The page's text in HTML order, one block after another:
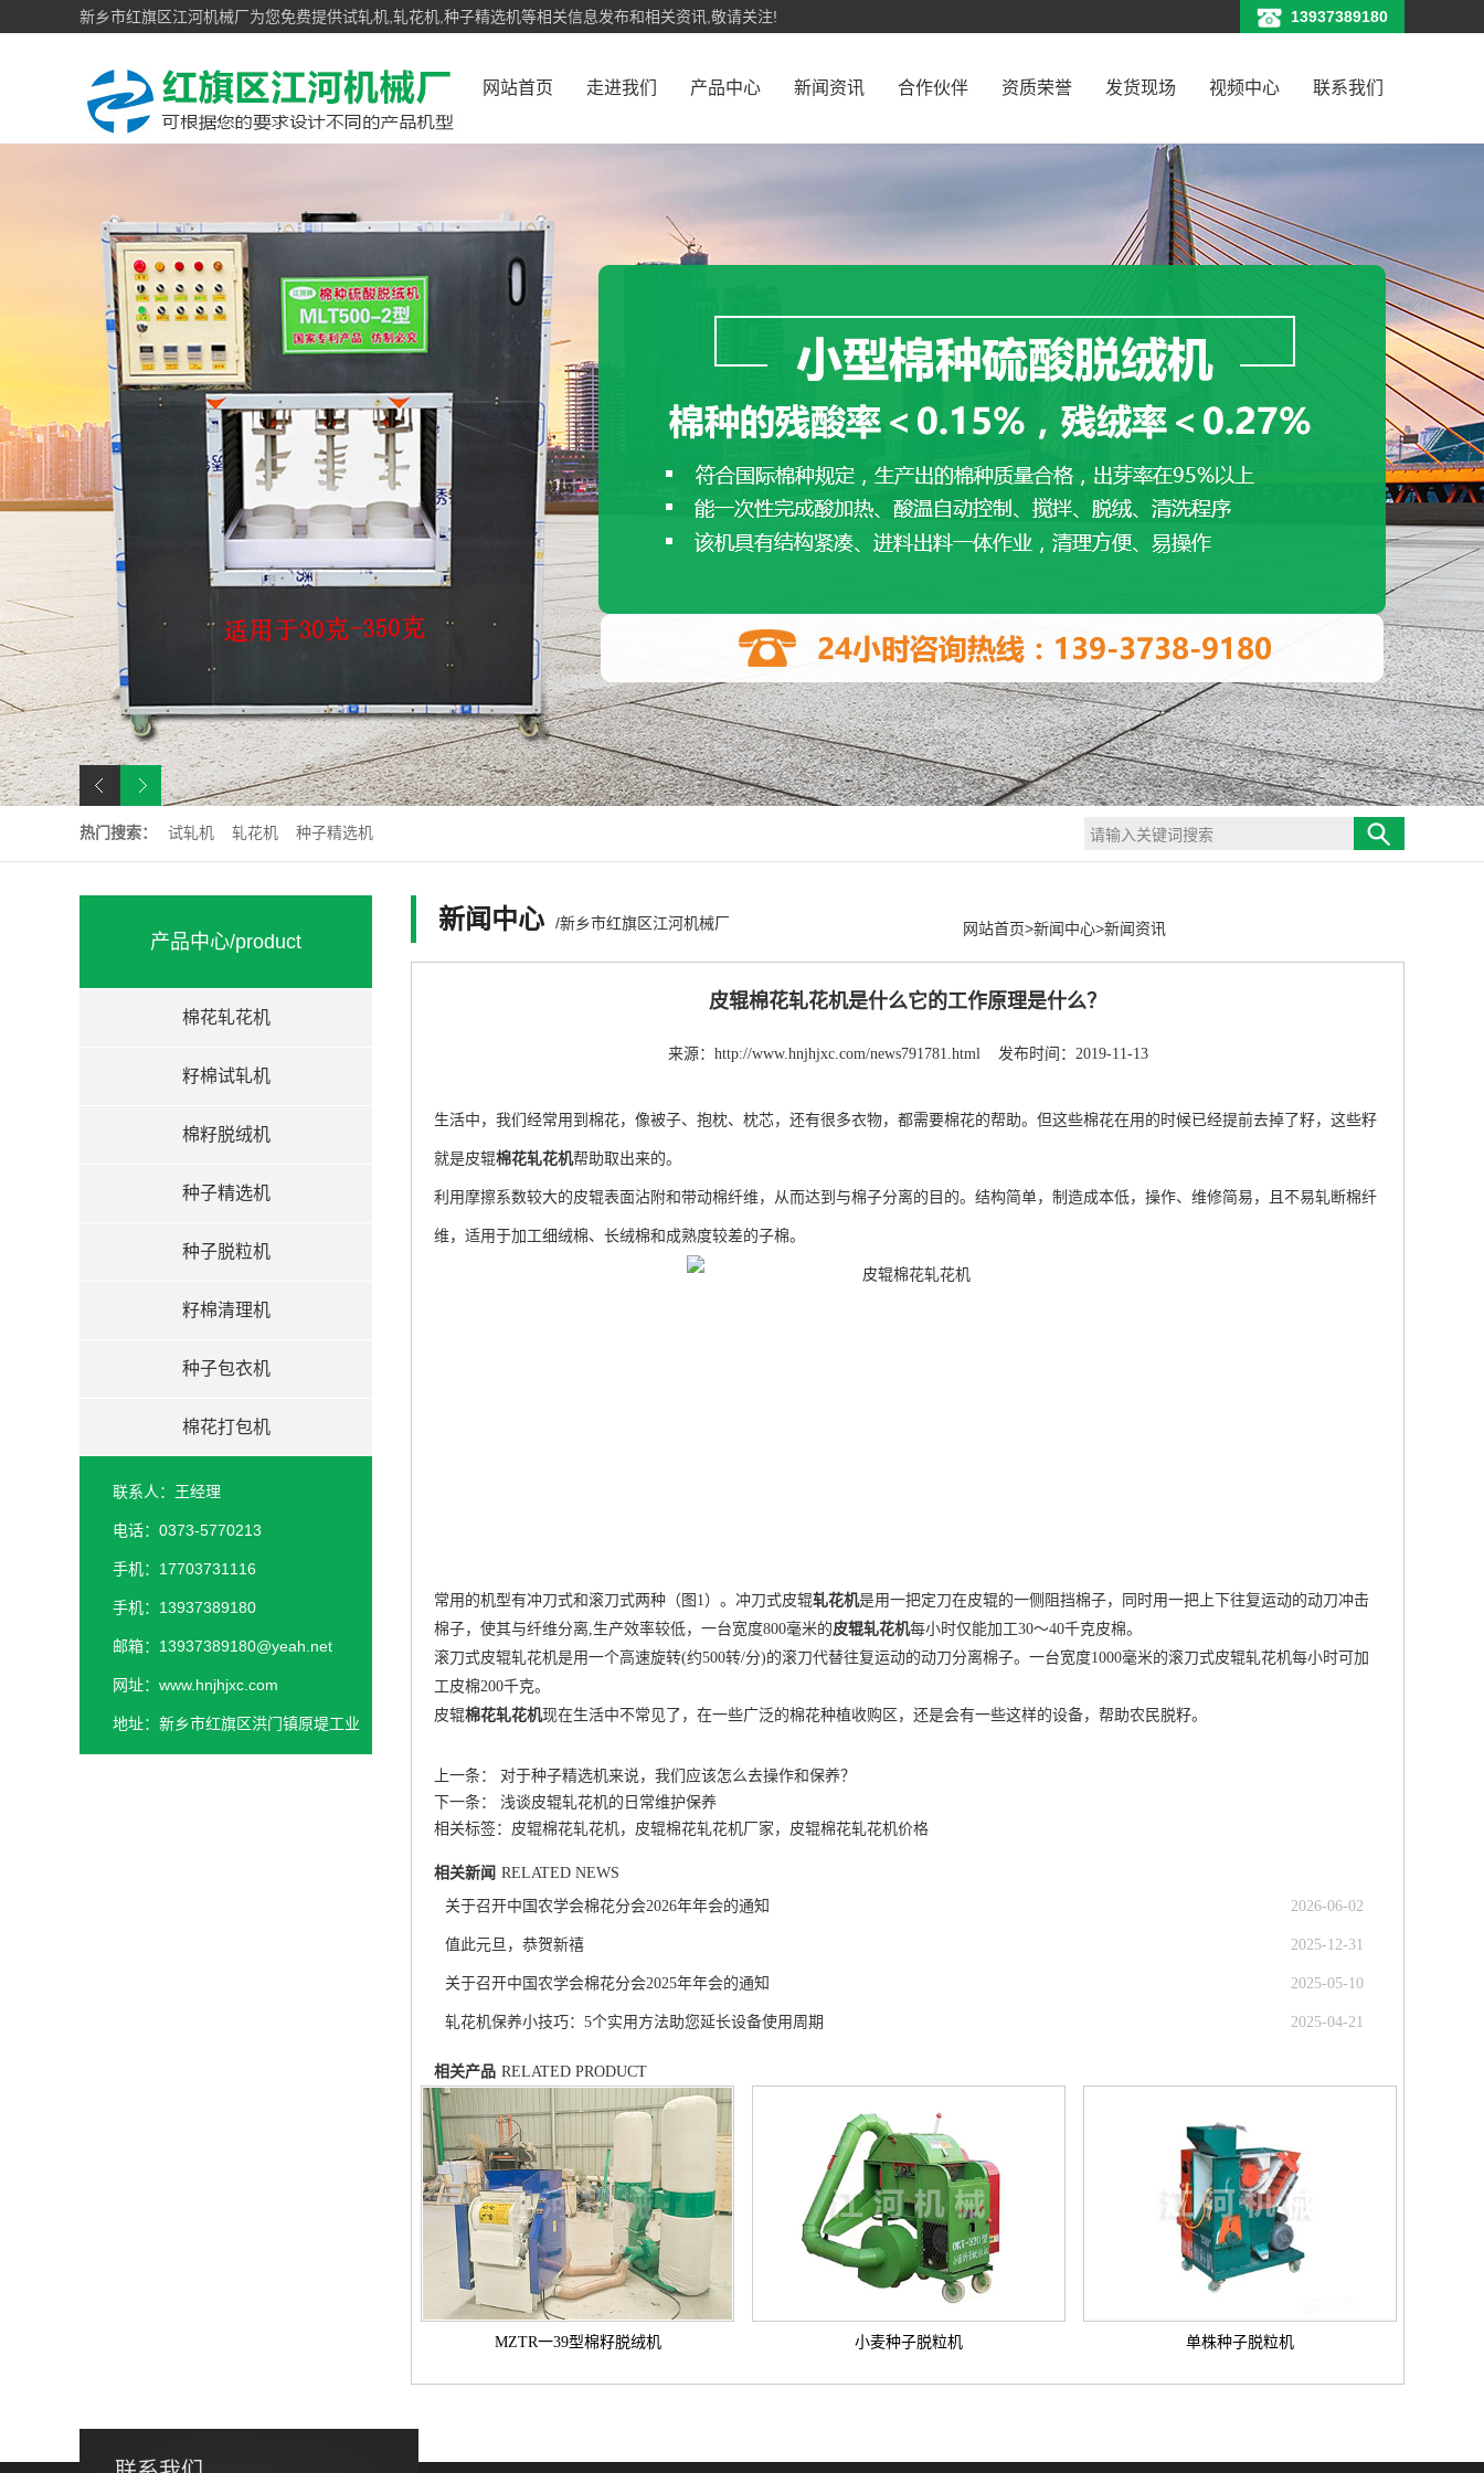
新乡市红旗区江河机械厂为您免费提供试轧机,轧花机,种子精选机等相关信息发布和相关资讯,敬请关注! 13937389180
网站首页 走进我们 产品中心 新闻资讯 合作伙伴 资质荣誉 发货现场 视频中心 联系我们
热门搜索： 试轧机 轧花机 种子精选机
产品中心/product
棉花轧花机
籽棉试轧机
棉籽脱绒机
种子精选机
种子脱粒机
籽棉清理机
种子包衣机
棉花打包机
联系人：王经理
电话：0373-5770213
手机：17703731116
手机：13937389180
邮箱：13937389180@yeah.net
网址：www.hnjhjxc.com
地址：新乡市红旗区洪门镇原堤工业
新闻中心 /新乡市红旗区江河机械厂 网站首页>新闻中心>新闻资讯
皮辊棉花轧花机是什么它的工作原理是什么？
来源：http://www.hnjhjxc.com/news791781.html 发布时间：2019-11-13
生活中，我们经常用到棉花，像被子、抱枕、枕芯，还有很多衣物，都需要棉花的帮助。但这些棉花在用的时候已经提前去掉了籽，这些籽
就是皮辊棉花轧花机帮助取出来的。
利用摩擦系数较大的皮辊表面沾附和带动棉纤维，从而达到与棉子分离的目的。结构简单，制造成本低，操作、维修简易，且不易轧断棉纤
维，适用于加工细绒棉、长绒棉和成熟度较差的子棉。
常用的机型有冲刀式和滚刀式两种（图1）。冲刀式皮辊轧花机是用一把定刀在皮辊的一侧阻挡棉子，同时用一把上下往复运动的动刀冲击
棉子，使其与纤维分离,生产效率较低，一台宽度800毫米的皮辊轧花机每小时仅能加工30～40千克皮棉。
滚刀式皮辊轧花机是用一个高速旋转(约500转/分)的滚刀代替往复运动的动刀分离棉子。一台宽度1000毫米的滚刀式皮辊轧花机每小时可加
工皮棉200千克。
皮辊棉花轧花机现在生活中不常见了，在一些广泛的棉花种植收购区，还是会有一些这样的设备，帮助农民脱籽。
上一条： 对于种子精选机来说，我们应该怎么去操作和保养？
下一条： 浅谈皮辊轧花机的日常维护保养
相关标签：皮辊棉花轧花机，皮辊棉花轧花机厂家，皮辊棉花轧花机价格
相关新闻 RELATED NEWS
关于召开中国农学会棉花分会2026年年会的通知
2026-06-02
值此元旦，恭贺新禧 2025-12-31
关于召开中国农学会棉花分会2025年年会的通知 2025-05-10
轧花机保养小技巧：5个实用方法助您延长设备使用周期 2025-04-21
相关产品 RELATED PRODUCT
MZTR一39型棉籽脱绒机 小麦种子脱粒机 单株种子脱粒机